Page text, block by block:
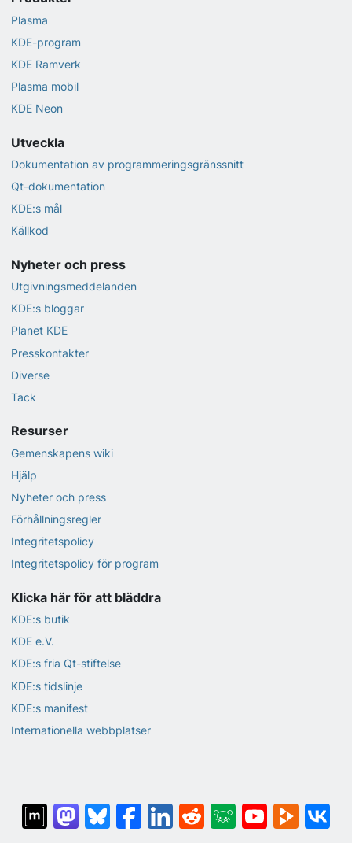
Plasma
KDE-program
KDE Ramverk
Plasma mobil
KDE Neon
Utveckla
Dokumentation av programmeringsgränssnitt
Qt-dokumentation
KDE:s mål
Källkod
Nyheter och press
Utgivningsmeddelanden
KDE:s bloggar
Planet KDE
Presskontakter
Diverse
Tack
Resurser
Gemenskapens wiki
Hjälp
Nyheter och press
Förhållningsregler
Integritetspolicy
Integritetspolicy för program
Klicka här för att bläddra
KDE:s butik
KDE e.V.
KDE:s fria Qt-stiftelse
KDE:s tidslinje
KDE:s manifest
Internationella webbplatser